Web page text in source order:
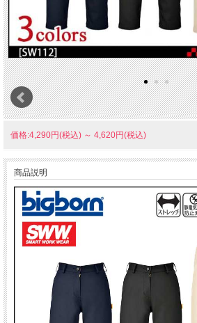
価格:4,290円(税込) ～ 4,620円(税込)
商品説明